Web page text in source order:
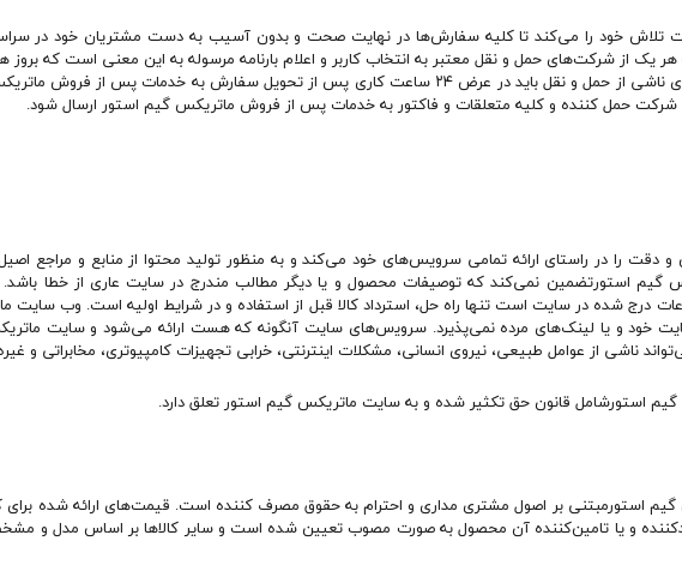
تلاش خود را می‏‌کند تا کلیه سفارش‏‌ها در نهایت صحت و بدون آسیب به دست مشتریان خود در
هر یک از شرکت‌‏های حمل و نقل معتبر به انتخاب کاربر و اعلام بارنامه مرسوله به این معنی است که
شرکت حمل و نقل است. آسیب‏‌های ناشی از حمل و نقل باید در عرض ۲۴ ساعت کاری پس از تحویل سفارش
حمل کننده و کلیه متعلقات و فاکتور به خدمات پس از فروش ماتریکس گیم استور ارسال شود.
دقت را در راستای ارائه تمامی سرویس‌‏های خود می‏‌کند و به منظور تولید محتوا از منابع و مراجع
گیم استورتضمین نمی‏‌کند که توصیفات محصول و یا دیگر مطالب مندرج در سایت عاری از خطا
درج شده در سایت است تنها راه حل، استرداد کالا قبل از استفاده و در شرایط اولیه است. وب
خود و یا لینک‏‌های مرده نمی‌‏پذیرد. سروﻳس‌‏های سایت آن‏گونه که هست ارائه می‏‌شود و سایت
ناشى از عوامل طبیعى، نیروى انسانی، مشکلات اینترنتى، خرابی تجهیزات کامپیوترى، مخابراتى و
استورشامل قانون حق تکثیر شده و به سایت ماتریکس گیم استور تعلق دارد.
استورمبتنی بر اصول مشتری مداری و احترام به حقوق مصرف کننده است. قیمت‏‌های ارائه شده برای
و یا تامین‏‌کننده آن محصول به صورت مصوب تعیین شده است و سایر کالاها بر اساس مدل و